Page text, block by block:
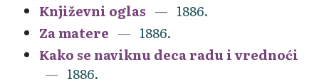
Književni oglas
1886.
Za matere
1886.
Kako se naviknu deca radu i vrednoći
1886.